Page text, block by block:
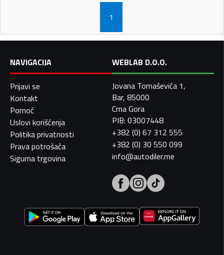
1
NAVIGACIJA
Prijavi se
Kontakt
Pomoć
Uslovi korišćenja
Politika privatnosti
Prava potrošača
Sigurna trgovina
WEBLAB D.O.O.
Jovana Tomaševića 1,
Bar, 85000
Crna Gora
PIB: 03007448
+382 (0) 67 312 555
+382 (0) 30 550 099
info@autodiler.me